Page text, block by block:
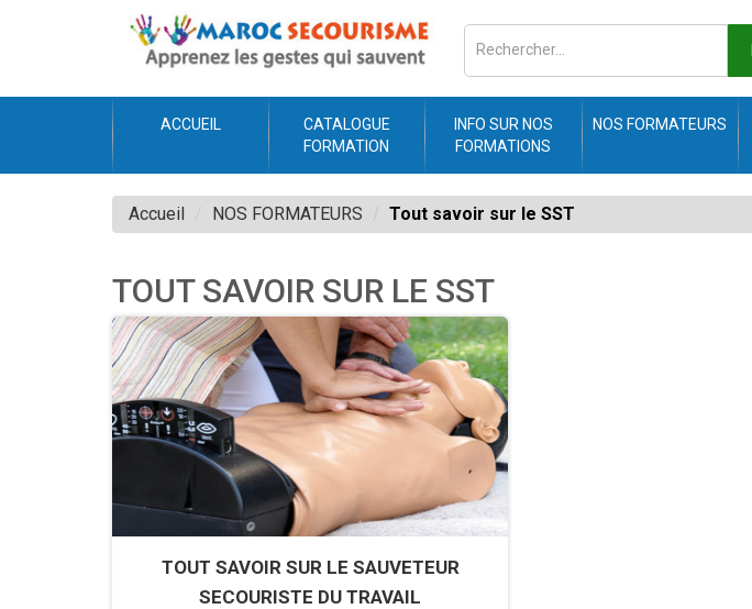
ACCUEIL
CATALOGUE
FORMATION
INFO SUR NOS
FORMATIONS
NOS FORMATEURS
Accueil NOS FORMATEURS Tout savoir sur le SST
TOUT SAVOIR SUR LE SST
TOUT SAVOIR SUR LE SAUVETEUR
SECOURISTE DU TRAVAIL